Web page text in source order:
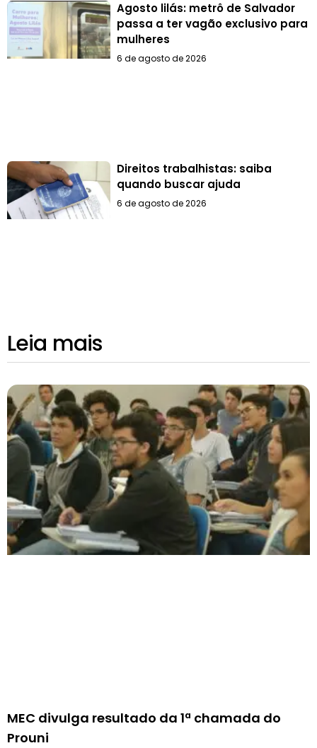
Agosto lilás: metrô de Salvador
passa a ter vagão exclusivo para
mulheres
6 de agosto de 2026
Direitos trabalhistas: saiba
quando buscar ajuda
6 de agosto de 2026
Leia mais
MEC divulga resultado da 1ª chamada do
Prouni